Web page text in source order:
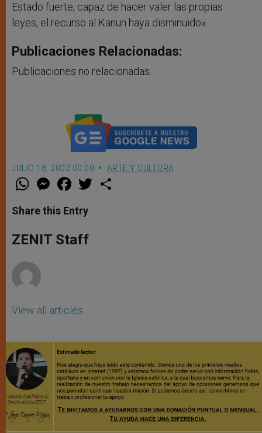
Estado fuerte, capaz de hacer valer las propias
leyes, el recurso al Kanun haya disminuido».
Publicaciones Relacionadas:
Publicaciones no relacionadas.
JULIO 18, 2002 00:00 ARTE Y CULTURA
W
t
s
p
p
M
e
s
e
g
e
F
a
e
b
o
k
w
Share this Entry
ZENIT Staff
View all articles